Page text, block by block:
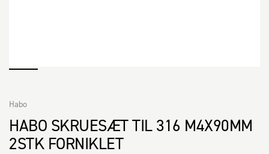
HABO SKRUESÆT TIL 316 M4X90MM
2STK FORNIKLET
Habo